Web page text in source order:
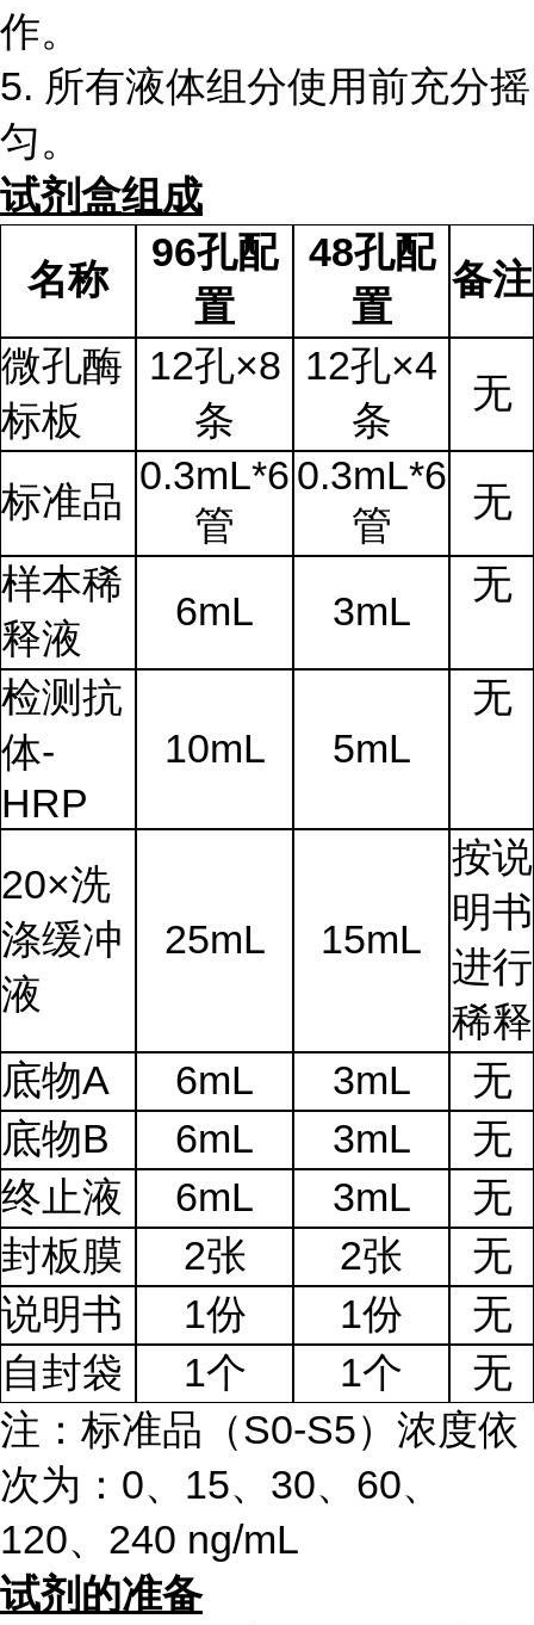
作。
5. 所有液体组分使用前充分摇
匀。
试剂盒组成
名称
96孔配
置
48孔配
置
备注
微孔酶
标板
12孔×8
条
12孔×4
条
无
标准品
0.3mL*6
管
0.3mL*6
管
无
样本稀
释液
6mL 3mL
无
检测抗
体-
HRP
10mL 5mL
无
20×洗
涤缓冲
液
25mL 15mL
按说
明书
进行
稀释
底物A
6mL 3mL
无
底物B
6mL 3mL
无
终止液
6mL 3mL
无
封板膜
2张 2张
无
说明书
1份 1份
无
自封袋
1个 1个
无
注：标准品（S0-S5）浓度依
次为：0、15、30、60、
120、240 ng/mL
试剂的准备